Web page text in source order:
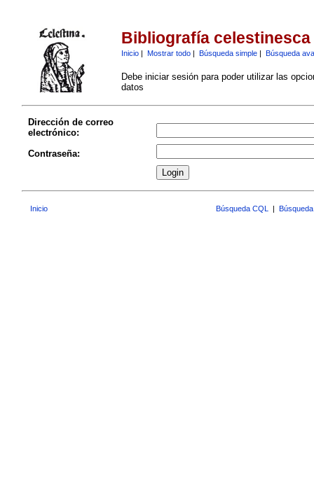
Bibliografía celestinesca
Inicio| Mostrar todo| Búsqueda simple| Búsqueda
Debe iniciar sesión para poder utilizar las
datos
Dirección de correo
electrónico:
Contraseña:
Inicio Búsqueda CQL |